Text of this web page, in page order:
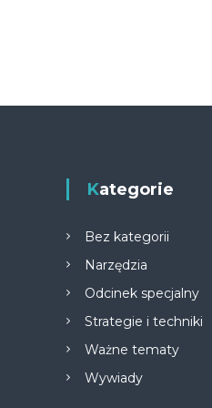
Kategorie
Bez kategorii
Narzędzia
Odcinek specjalny
Strategie i techniki
Ważne tematy
Wywiady